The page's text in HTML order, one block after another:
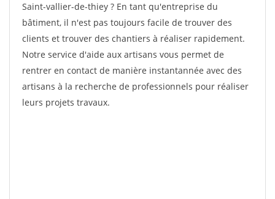
Saint-vallier-de-thiey ? En tant qu'entreprise du
bâtiment, il n'est pas toujours facile de trouver des
clients et trouver des chantiers à réaliser rapidement.
Notre service d'aide aux artisans vous permet de
rentrer en contact de manière instantannée avec des
artisans à la recherche de professionnels pour réaliser
leurs projets travaux.